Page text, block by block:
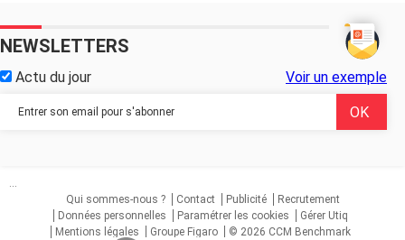
NEWSLETTERS
Actu du jour Voir un exemple
...
Qui sommes-nous ?
Contact Publicité
Recrutement
Données personnelles
Paramétrer les cookies
Gérer Utiq
Mentions légales
Groupe Figaro © 2026 CCM Benchmark